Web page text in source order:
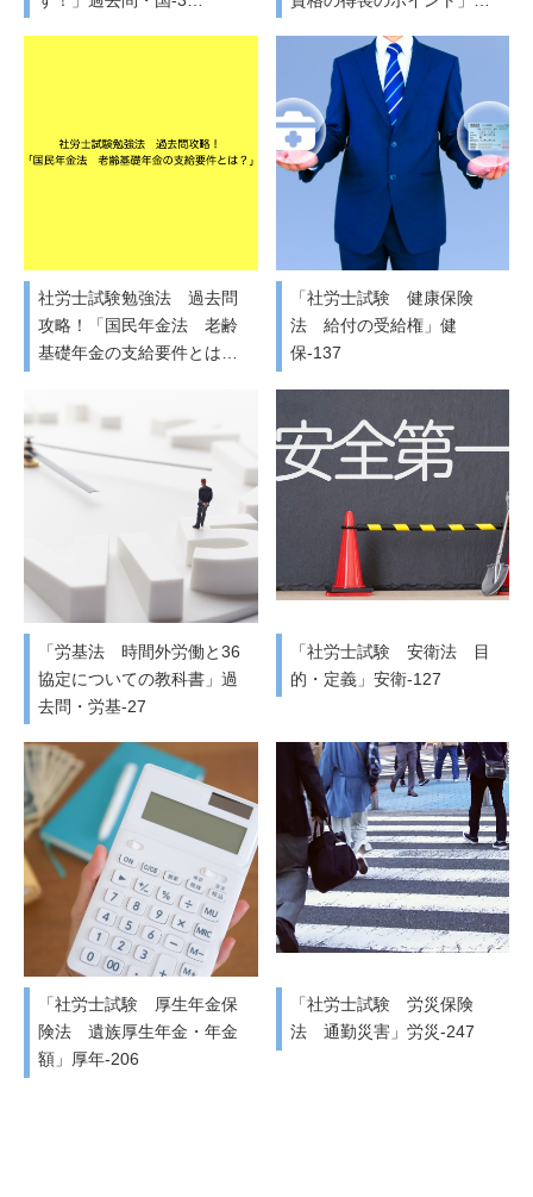
社労士試験勉強法 過去問
攻略！「国民年金法 老齢
基礎年金の支給要件とは…
「社労士試験 健康保険
法 給付の受給権」健
保-137
「労基法 時間外労働と36
協定についての教科書」過
去問・労基-27
「社労士試験 安衛法 目
的・定義」安衛-127
「社労士試験 厚生年金保
険法 遺族厚生年金・年金
額」厚年-206
「社労士試験 労災保険
法 通勤災害」労災-247